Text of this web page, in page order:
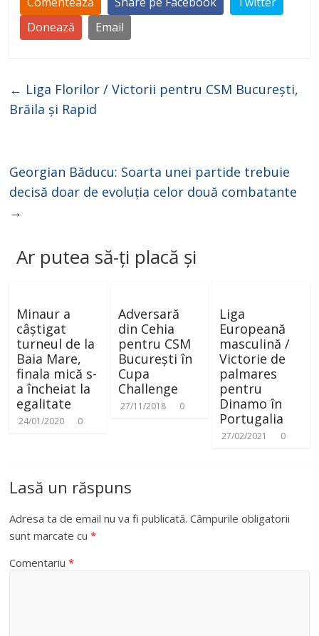
Donează
Email
← Liga Florilor / Victorii pentru CSM București,
Brăila și Rapid
Georgian Băducu: Soarta unei partide trebuie
decisă doar de evoluția celor două combatante
→
Ar putea să-ți placă și
Minaur a
câștigat
turneul de la
Baia Mare,
finala mică s-
a încheiat la
egalitate
24/01/2020 0
Adversară
din Cehia
pentru CSM
București în
Cupa
Challenge
27/11/2018 0
Liga
Europeană
masculină /
Victorie de
palmares
pentru
Dinamo în
Portugalia
27/02/2021 0
Lasă un răspuns
Adresa ta de email nu va fi publicată. Câmpurile obligatorii
sunt marcate cu*
Comentariu*